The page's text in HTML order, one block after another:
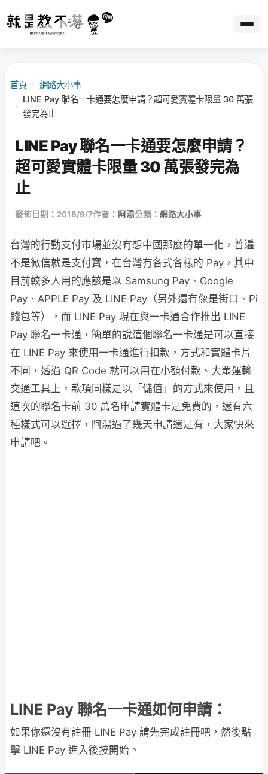
首頁 › 網路大小事
›
LINE Pay 聯名一卡通要怎麼申請？超可愛實體卡限量 30 萬張
發完為止
LINE Pay 聯名一卡通要怎麼申請？
超可愛實體卡限量 30 萬張發完為
止
發佈日期：2018/9/7作者： 阿湯分類： 網路大小事
台灣的行動支付市場並沒有想中國那麼的單一化，普遍
不是微信就是支付寶，在台灣有各式各樣的 Pay，其中
目前較多人用的應該是以 Samsung Pay、Google
Pay、APPLE Pay 及 LINE Pay（另外還有像是街口、Pi
錢包等），而 LINE Pay 現在與一卡通合作推出 LINE
Pay 聯名一卡通，簡單的說這個聯名一卡通是可以直接
在 LINE Pay 來使用一卡通進行扣款，方式和實體卡片
不同，透過 QR Code 就可以用在小額付款、大眾運輸
交通工具上，款項同樣是以「儲值」的方式來使用，且
這次的聯名卡前 30 萬名申請實體卡是免費的，還有六
種樣式可以選擇，阿湯過了幾天申請還是有，大家快來
申請吧。
LINE Pay 聯名一卡通如何申請：
如果你還沒有註冊 LINE Pay 請先完成註冊吧，然後點
擊 LINE Pay 進入後按開始。